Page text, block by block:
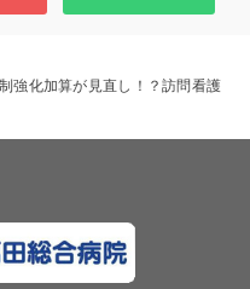
強化加算が見直し！？訪問看護